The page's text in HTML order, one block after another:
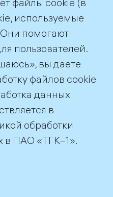
соответствие
политикой обработки
ПАО «ТГК-1»
используемые
помогают
пользователей.
вы даете
файлов cookie
данных
в
обработки
в ПАО «ТГК–1».